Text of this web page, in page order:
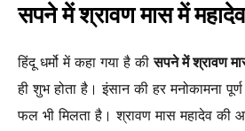
सपने में श्रावण मास में
हिंदू धर्मो में कहा गया है कीसपने में श्रावण
ही शुभ होता है। इंसान की हर मनोकामना
फल भी मिलता है। श्रावण मास महादेव की